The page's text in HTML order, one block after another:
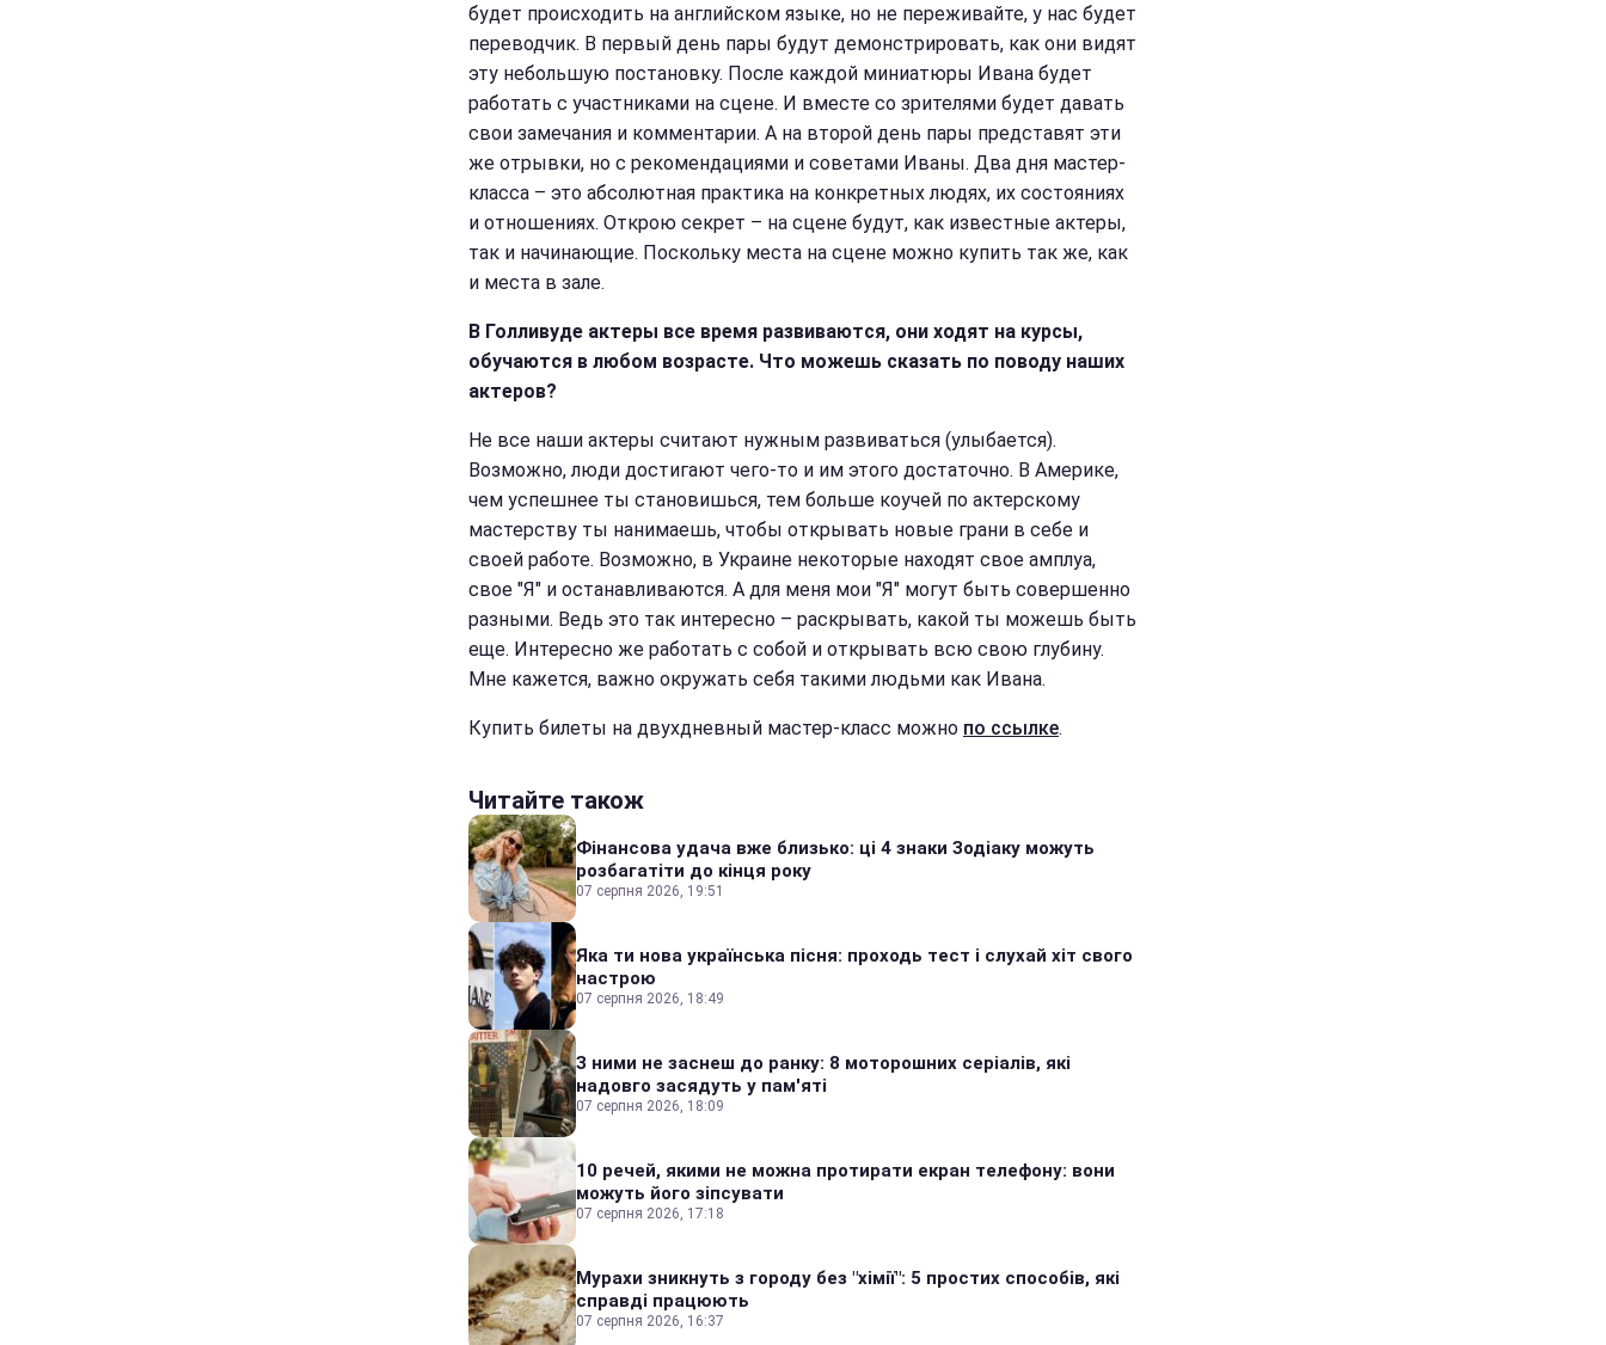
будет происходить на английском языке, но не переживайте, у нас будет
переводчик. В первый день пары будут демонстрировать, как они видят
эту небольшую постановку. После каждой миниатюры Ивана будет
работать с участниками на сцене. И вместе со зрителями будет давать
свои замечания и комментарии. А на второй день пары представят эти
же отрывки, но с рекомендациями и советами Иваны. Два дня мастер-
класса – это абсолютная практика на конкретных людях, их состояниях
и отношениях. Открою секрет – на сцене будут, как известные актеры,
так и начинающие. Поскольку места на сцене можно купить так же, как
и места в зале.
В Голливуде актеры все время развиваются, они ходят на курсы,
обучаются в любом возрасте. Что можешь сказать по поводу наших
актеров?
Не все наши актеры считают нужным развиваться (улыбается).
Возможно, люди достигают чего-то и им этого достаточно. В Америке,
чем успешнее ты становишься, тем больше коучей по актерскому
мастерству ты нанимаешь, чтобы открывать новые грани в себе и
своей работе. Возможно, в Украине некоторые находят свое амплуа,
свое "Я" и останавливаются. А для меня мои "Я" могут быть совершенно
разными. Ведь это так интересно – раскрывать, какой ты можешь быть
еще. Интересно же работать с собой и открывать всю свою глубину.
Мне кажется, важно окружать себя такими людьми как Ивана.
Купить билеты на двухдневный мастер-класс можно по ссылке.
Читайте також
Фінансова удача вже близько: ці 4 знаки Зодіаку можуть
розбагатіти до кінця року
07 серпня 2026, 19:51
Яка ти нова українська пісня: проходь тест і слухай хіт свого
настрою
07 серпня 2026, 18:49
З ними не заснеш до ранку: 8 моторошних серіалів, які
надовго засядуть у пам'яті
07 серпня 2026, 18:09
10 речей, якими не можна протирати екран телефону: вони
можуть його зіпсувати
07 серпня 2026, 17:18
Мурахи зникнуть з городу без "хімії": 5 простих способів, які
справді працюють
07 серпня 2026, 16:37